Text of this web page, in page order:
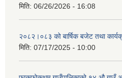
मिति: 06/26/2026 - 16:08
२०८२।०८३ को बार्षिक बजेट तथा
मिति: 07/17/2025 - 10:00